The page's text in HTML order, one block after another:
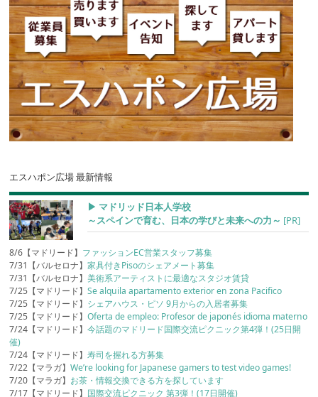
エスハポン広場 最新情報
▶︎ マドリッド日本人学校
～スペインで育む、日本の学びと未来への力～ [PR]
8/6【マドリード】 ファッションEC営業スタッフ募集
7/31【バルセロナ】家具付きPisoのシェアメート募集
7/31【バルセロナ】美術系アーティストに最適なスタジオ賃貸
7/25【マドリード】Se alquila apartamento exterior en zona Pacifico
7/25【マドリード】 シェアハウス・ピソ 9月からの入居者募集
7/25【マドリード】Oferta de empleo: Profesor de japonés idioma materno
7/24【マドリード】今話題のマドリード国際交流ピクニック第4弾！(25日開
催)
7/24【マドリード】寿司を握れる方募集
7/22【マラガ】We’re looking for Japanese gamers to test video games!
7/20【マラガ】 お茶・情報交換できる方を探しています
7/17【マドリード】 国際交流ピクニック 第3弾！(17日開催)